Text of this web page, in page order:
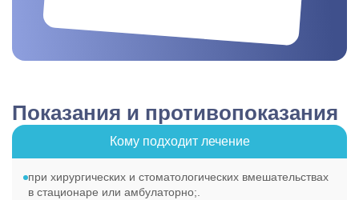
Показания и противопоказания
Кому подходит лечение
при хирургических и стоматологических вмешательствах
в стационаре или амбулаторно;.